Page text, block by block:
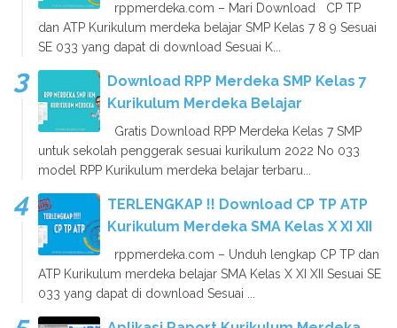
rppmerdeka.com – Mari Download CP TP
dan ATP Kurikulum merdeka belajar SMP Kelas 7 8 9 Sesuai
SE 033 yang dapat di download Sesuai K...
Download RPP Merdeka SMP Kelas 7
Kurikulum Merdeka Belajar
Gratis Download RPP Merdeka Kelas 7 SMP
untuk sekolah penggerak sesuai kurikulum 2022 No 033
model RPP Kurikulum merdeka belajar terbaru...
TERLENGKAP !! Download CP TP ATP
Kurikulum Merdeka SMA Kelas X XI XII
rppmerdeka.com – Unduh lengkap CP TP dan
ATP Kurikulum merdeka belajar SMA Kelas X XI XII Sesuai SE
033 yang dapat di download Sesuai ...